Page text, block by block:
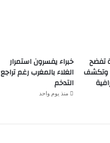
تفضح
وتكشف
خبراء يفسرون استمرار
الغلاء بالمغرب رغم تراجع
التدخم
منذ يوم واحد